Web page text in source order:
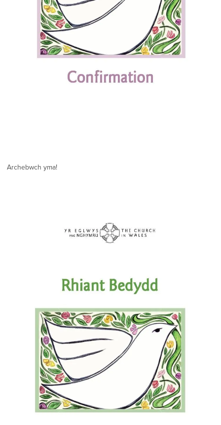
Archebwch yma!